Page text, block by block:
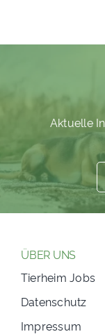
Aktuelle
ÜBER UNS
Tierheim Jobs
Datenschutz
Impressum